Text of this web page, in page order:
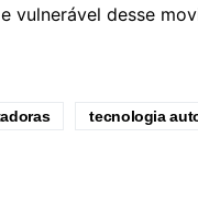
vulnerável desse
tecnologia